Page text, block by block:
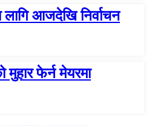
लागि आजदेखि निर्वाचन
फेर्न मेयरमा